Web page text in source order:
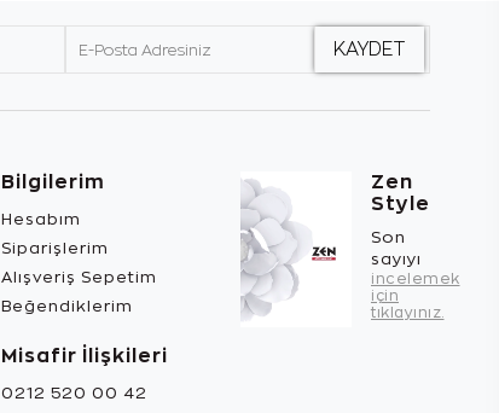
Bilgilerim
Hesabım
Siparişlerim
Alışveriş Sepetim
Beğendiklerim
Misafir İlişkileri
0212 520 00 42
Zen
Style
Son
sayıyı
incelemek
için
tıklayınız.